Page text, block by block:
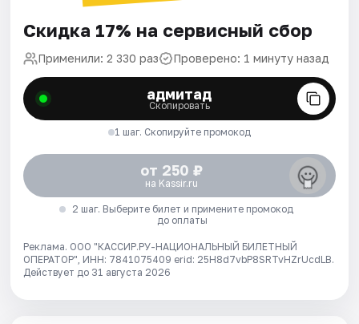
Скидка 17% на сервисный сбор
Применили: 2 330 раз Проверено: 1 минуту назад
адмитад
Скопировать
1 шаг. Скопируйте промокод
от 250 ₽
на Kassir.ru
2 шаг. Выберите билет и примените промокод
до оплаты
Реклама. ООО "КАССИР.РУ-НАЦИОНАЛЬНЫЙ БИЛЕТНЫЙ
ОПЕРАТОР", ИНН: 7841075409 erid: 25H8d7vbP8SRTvHZrUcdLB.
Действует до 31 августа 2026